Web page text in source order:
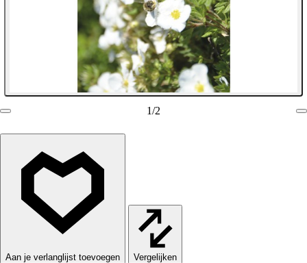
1/2
Vergelijken